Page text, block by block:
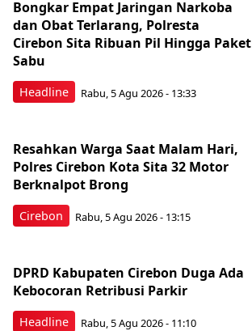
Headline
Bongkar Empat Jaringan Narkoba
dan Obat Terlarang, Polresta
Cirebon Sita Ribuan Pil Hingga Paket
Sabu
Rabu, 5 Agu 2026 - 13:33
Cirebon
Resahkan Warga Saat Malam Hari,
Polres Cirebon Kota Sita 32 Motor
Berknalpot Brong
Rabu, 5 Agu 2026 - 13:15
Headline
DPRD Kabupaten Cirebon Duga Ada
Kebocoran Retribusi Parkir
Rabu, 5 Agu 2026 - 11:10